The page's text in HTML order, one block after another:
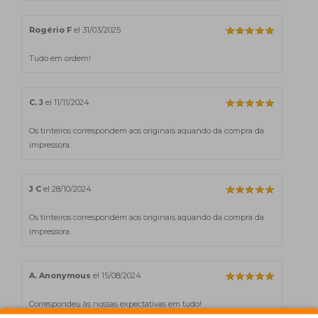
Rogério F el 31/03/2025
Tudo em ordem!
C. J el 11/11/2024
Os tinteiros correspondem aos originais aquando da compra da
impressora.
J C el 28/10/2024
Os tinteiros correspondem aos originais aquando da compra da
impressora.
A. Anonymous el 15/08/2024
Correspondeu às nossas expectativas em tudo!